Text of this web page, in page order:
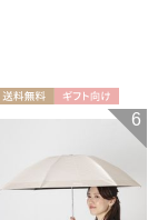
ギフト向け
6